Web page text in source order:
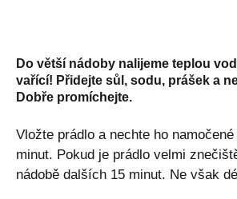
Do větší nádoby nalijeme teplou
vařící! Přidejte sůl, sodu, prášek a
Dobře promíchejte.
Vložte prádlo a nechte ho
minut. Pokud je prádlo velmi
nádobě dalších 15 minut. Ne však